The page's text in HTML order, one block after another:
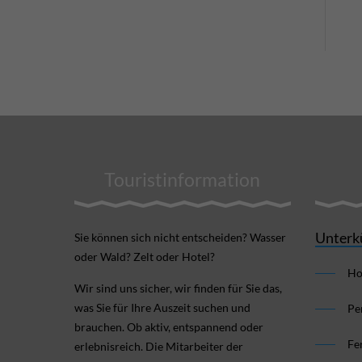
Touristinformation
Sie können sich nicht ent­scheiden? Wasser
oder Wald? Zelt oder Hotel?
Wir sind uns sicher, wir finden für Sie das,
was Sie für Ihre Aus­zeit suchen und
brauchen. Ob aktiv, ent­spannend oder
erlebnis­reich. Die Mitarbeiter der